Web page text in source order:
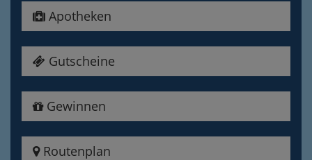
Apotheken
Gutscheine
Gewinnen
Routenplan